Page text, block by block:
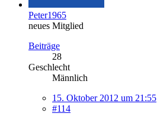
Peter1965
neues Mitglied
Beiträge
28
Geschlecht
Männlich
15. Oktober 2012 um 21:55
#114